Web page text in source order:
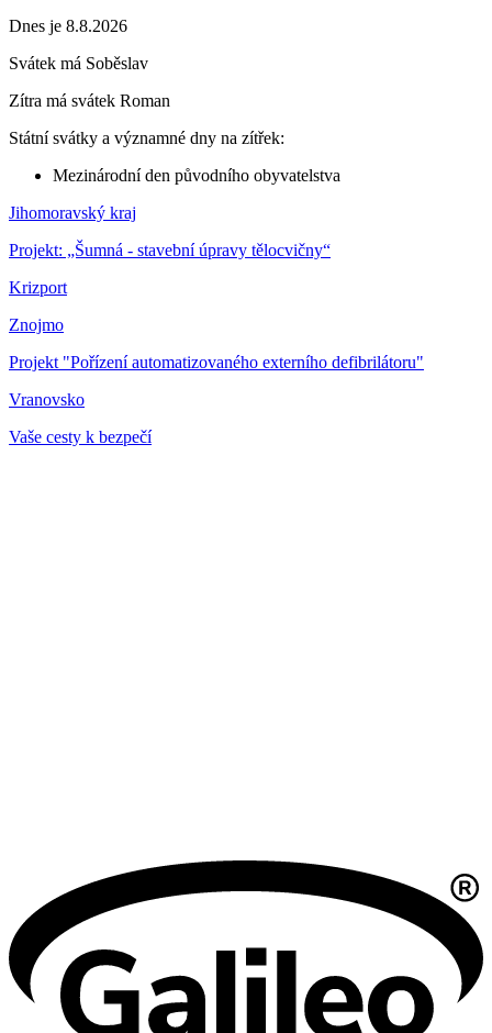
Dnes je 8.8.2026
Svátek má Soběslav
Zítra má svátek Roman
Státní svátky a významné dny na zítřek:
Mezinárodní den původního obyvatelstva
Jihomoravský kraj
Projekt: „Šumná - stavební úpravy tělocvičny“
Krizport
Znojmo
Projekt "Pořízení automatizovaného externího defibrilátoru"
Vranovsko
Vaše cesty k bezpečí